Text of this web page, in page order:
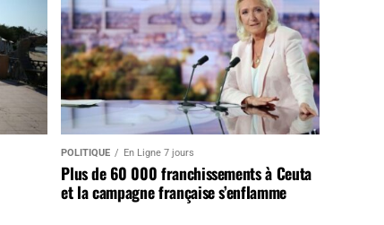
POLITIQUE En Ligne 7 jours
Plus de 60 000 franchissements à Ceuta
et la campagne française s’enflamme